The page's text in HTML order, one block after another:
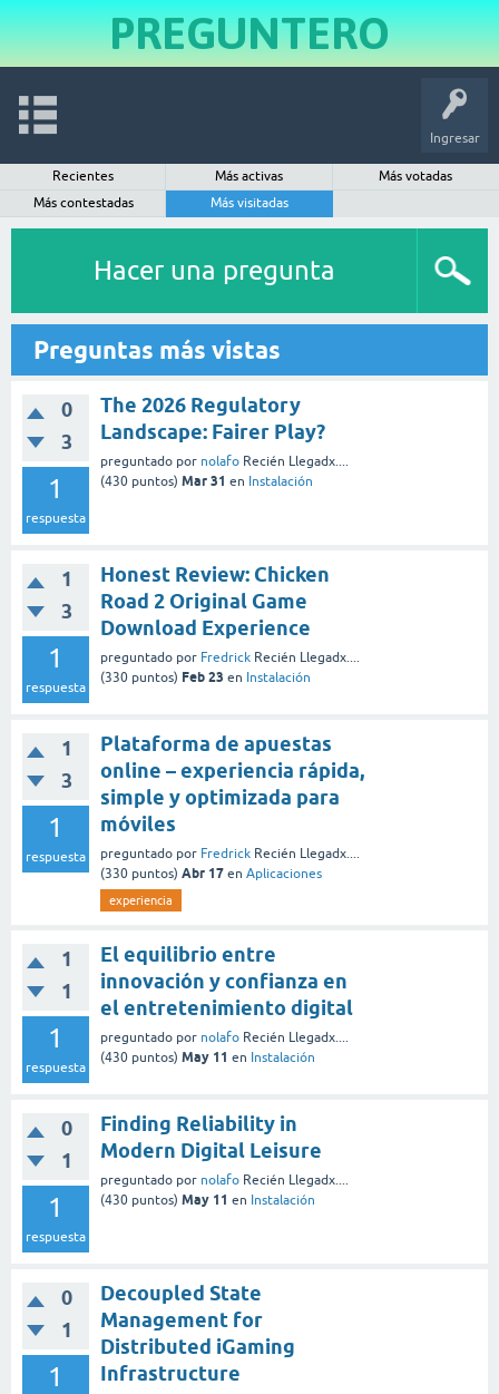
PREGUNTERO
Ingresar
Recientes Más activas
Más votadas
Más contestadas
Más visitadas
Hacer una pregunta
Preguntas más vistas
0
3
1
respuesta
The 2026 Regulatory
Landscape: Fairer Play?
preguntado por nolafo Recién Llegadx....
(430 puntos) Mar 31 en Instalación
1
3
1
respuesta
Honest Review: Chicken
Road 2 Original Game
Download Experience
preguntado por Fredrick Recién Llegadx....
(330 puntos) Feb 23 en Instalación
1
3
1
respuesta
Plataforma de apuestas
online – experiencia rápida,
simple y optimizada para
móviles
preguntado por Fredrick Recién Llegadx....
(330 puntos) Abr 17 en Aplicaciones
experiencia
1
1
1
respuesta
El equilibrio entre
innovación y confianza en
el entretenimiento digital
preguntado por nolafo Recién Llegadx....
(430 puntos) May 11 en Instalación
0
1
1
respuesta
Finding Reliability in
Modern Digital Leisure
preguntado por nolafo Recién Llegadx....
(430 puntos) May 11 en Instalación
0
1
1
Decoupled State
Management for
Distributed iGaming
Infrastructure